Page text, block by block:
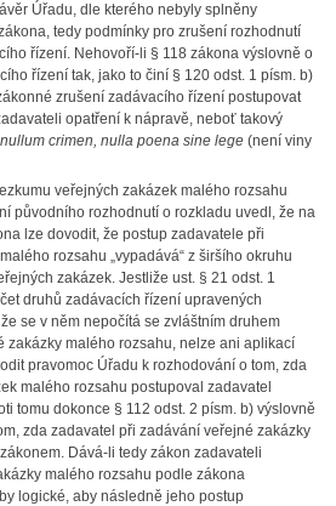
Úřadu, dle kterého nebyly splněny
tedy podmínky pro zrušení rozhodnutí
řízení. Nehovoří-li § 118 zákona výslovně o
řízení tak, jako to činí § 120 odst. 1 písm. b)
zrušení zadávacího řízení postupovat
opatření k nápravě, neboť takový
nullum crimen, nulla poena sine lege(není viny
veřejných zakázek malého rozsahu
původního rozhodnutí o rozkladu uvedl, že na
lze dovodit, že postup zadavatele při
rozsahu „vypadává“ z širšího okruhu
zakázek. Jestliže ust. § 21 odst. 1
druhů zadávacích řízení upravených
se v něm nepočítá se zvláštním druhem
zakázky malého rozsahu, nelze ani aplikací
pravomoc Úřadu k rozhodování o tom, zda
malého rozsahu postupoval zadavatel
tomu dokonce § 112 odst. 2 písm. b) výslovně
zda zadavatel při zadávání veřejné zakázky
Dává-li tedy zákon zadavateli
malého rozsahu podle zákona
logické, aby následně jeho postup